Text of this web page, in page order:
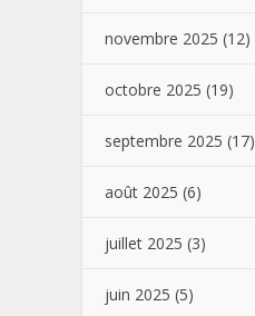
novembre 2025 (12)
octobre 2025 (19)
septembre 2025 (17)
août 2025 (6)
juillet 2025 (3)
juin 2025 (5)